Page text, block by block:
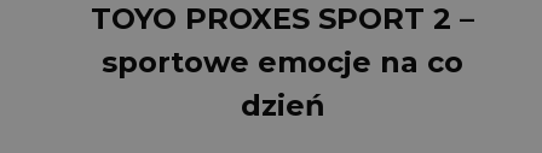
TOYO PROXES SPORT 2 –
sportowe emocje na co
dzień